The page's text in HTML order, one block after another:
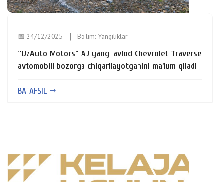
📅 24/12/2025 Bo'lim: Yangiliklar
“UzAuto Motors” AJ yangi avlod Chevrolet Traverse
avtomobili bozorga chiqarilayotganini ma’lum qiladi
BATAFSIL